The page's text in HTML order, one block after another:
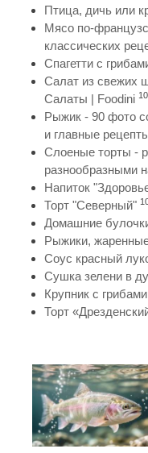
Птица, дичь или
Мясо по-
классических
Спагетти с
Салат из свежих
Салаты | Foodini 10
Рыжик - 90 фото
и главные
Слоеные торты -
разнообразными
Напиток
Торт "Северный"
Домашние
Рыжики,
Соус красный
Сушка зелени в
Крупник с грибами
Торт